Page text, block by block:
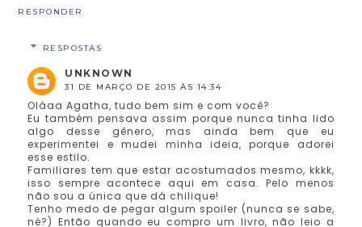
RESPONDER
RESPOSTAS
UNKNOWN
31 DE MARÇO DE 2015 ÀS 14:34
Oláaa Agatha, tudo bem sim e com você?
Eu também pensava assim porque nunca tinha lido
algo desse gênero, mas ainda bem que eu
experimentei e mudei minha ideia, porque adorei
esse estilo.
Familiares tem que estar acostumados mesmo, kkkk,
isso sempre acontece aqui em casa. Pelo menos
não sou a única que dá chilique!
Tenho medo de pegar algum spoiler (nunca se sabe,
né?) Então quando eu compro um livro, não leio a